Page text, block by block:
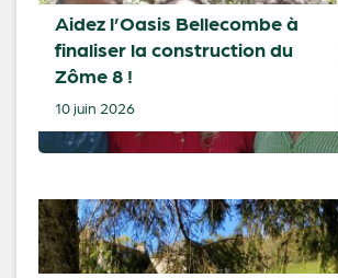
Aidez l’Oasis Bellecombe à
finaliser la construction du
Zôme 8 !
10 juin 2026